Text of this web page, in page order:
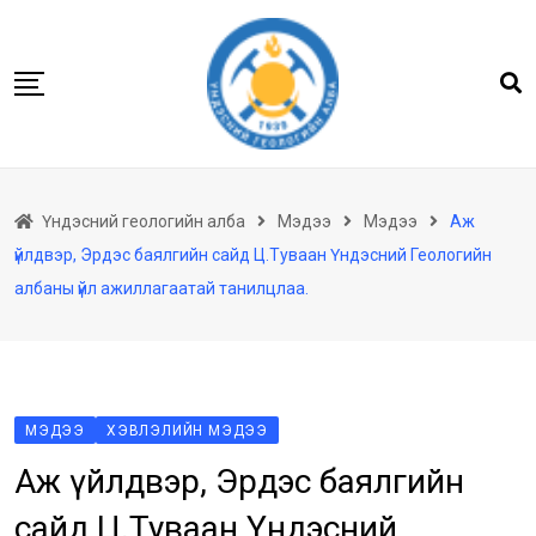
content
Бидний тухай
Үйлчилгээ
Ил тод байдал
Танин мэдэхүй
Үндэсний геологийн алба Мэдээ Мэдээ
Аж
үйлдвэр, Эрдэс баялгийн сайд Ц.Туваан Үндэсний Геологийн
албаны үйл ажиллагаатай танилцлаа.
МЭДЭЭ ХЭВЛЭЛИЙН МЭДЭЭ
Аж үйлдвэр, Эрдэс баялгийн